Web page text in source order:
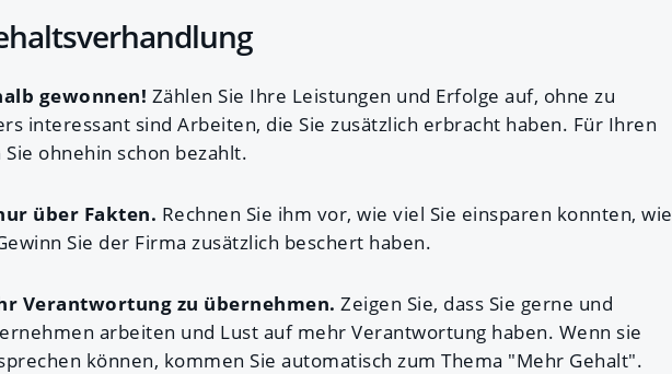
gewonnen! Zählen Sie Ihre Leistungen und Erfolge auf, ohne zu
interessant sind Arbeiten, die Sie zusätzlich erbracht haben. Für Ihren
ohnehin schon bezahlt.
über Fakten. Rechnen Sie ihm vor, wie viel Sie einsparen konnten, wie
Sie der Firma zusätzlich beschert haben.
Verantwortung zu übernehmen. Zeigen Sie, dass Sie gerne und
arbeiten und Lust auf mehr Verantwortung haben. Wenn sie
können, kommen Sie automatisch zum Thema "Mehr Gehalt".